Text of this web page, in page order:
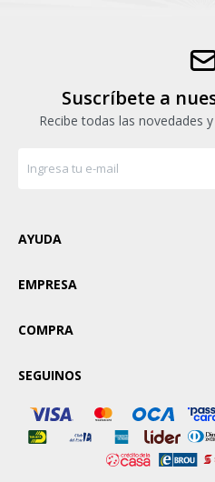
Suscríbete a
Recibe todas las novedades
AYUDA
EMPRESA
COMPRA
SEGUINOS